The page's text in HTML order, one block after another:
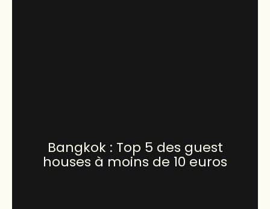
Bangkok : Top 5 des guest
houses à moins de 10 euros